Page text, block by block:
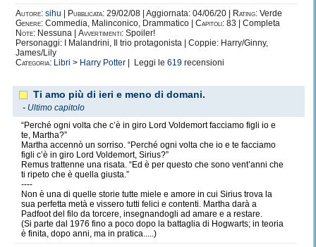
Autore: sihu Pubblicata: 29/02/08 | Aggiornata: 04/06/20 | Rating: Verde
Genere: Commedia, Malinconico, Drammatico | Capitoli: 83 | Completa
Note: Nessuna | Avvertimenti: Spoiler!
Personaggi: I Malandrini, Il trio protagonista | Coppie: Harry/Ginny,
James/Lily
Categoria: Libri > Harry Potter | Leggi le 619 recensioni
Ti amo più di ieri e meno di domani.
- Ultimo capitolo
“Perché ogni volta che c’è in giro Lord Voldemort facciamo figli io e
te, Martha?”
Martha accennò un sorriso. “Perché ogni volta che io e te facciamo
figli c’è in giro Lord Voldemort, Sirius?”
Remus trattenne una risata. “Ed è per questo che sono vent’anni che
ti ripeto che è quella giusta.”
----
Non è una di quelle storie tutte miele e amore in cui Sirius trova la
sua perfetta metà e vissero tutti felici e contenti. Martha darà a
Padfoot del filo da torcere, insegnandogli ad amare e a restare.
(Si parte dal 1976 fino a poco dopo la battaglia di Hogwarts; in teoria
è finita, dopo anni, ma in pratica.....)